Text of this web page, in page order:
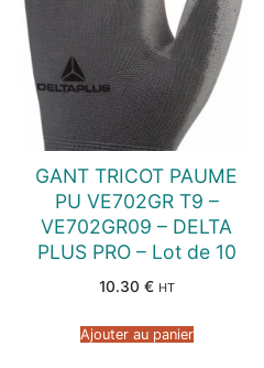
GANT TRICOT PAUME
PU VE702GR T9 –
VE702GR09 – DELTA
PLUS PRO – Lot de 10
10.30 € HT
Ajouter au panier